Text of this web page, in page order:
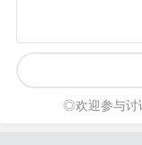
◎欢迎参与讨